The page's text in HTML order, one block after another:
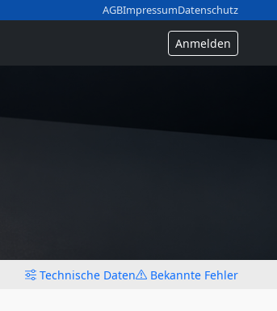
AGBImpressumDatenschutz
Anmelden
Technische Daten Bekannte Fehler